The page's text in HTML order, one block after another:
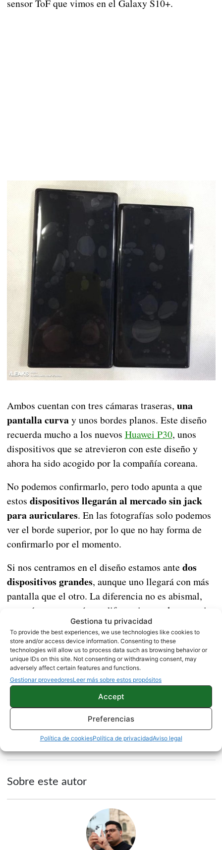
Gestiona tu privacidad
To provide the best experiences, we use technologies like cookies to
store and/or access device information. Consenting to these
technologies will allow us to process data such as browsing behavior or
unique IDs on this site. Not consenting or withdrawing consent, may
adversely affect certain features and functions.
Gestionar proveedoresLeer más sobre estos propósitos
Accept
Preferencias
Política de cookiesPolítica de privacidadAviso legal
sensor ToF que vimos en el Galaxy S10+.
Ambos cuentan con tres cámaras traseras, una
pantalla curvay unos bordes planos. Este diseño
recuerda mucho a los nuevos Huawei P30, unos
dispositivos que se atrevieron con este diseño y
ahora ha sido acogido por la compañía coreana.
No podemos confirmarlo, pero todo apunta a que
estos dispositivos llegarán al mercado sin jack
para auriculares. En las fotografías solo podemos
ver el borde superior, por lo que no hay forma de
confirmarlo por el momento.
Si nos centramos en el diseño estamos ante dos
dispositivos grandes, aunque uno llegará con más
pantalla que el otro. La diferencia no es abismal,
pero sí que marcará una diferencia para los usuarios
amantes de las pantallas grandes. Para confirmar el
tamaño exacto de los paneles habrá que esperar
hasta el día7 de agosto. De momento seguiremos
informando sobre las filtraciones de estos
Galaxy Note 10.
Vía |Slashleaks
NOTICIAS SAMSUNG
Sobre este autor